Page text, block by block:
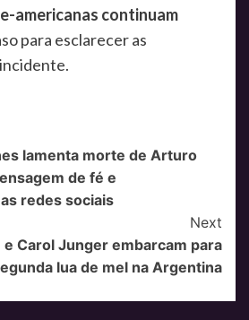
americanas continuam
para esclarecer as
lamenta morte de Arturo
de fé e
redes sociais
Next
Carol Junger embarcam para
lua de mel na Argentina